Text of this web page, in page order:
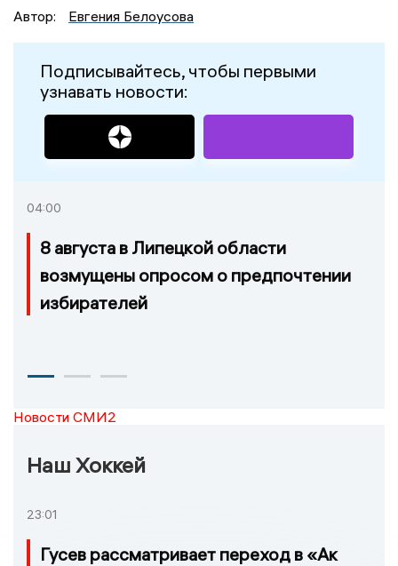
Автор:
Евгения Белоусова
Подписывайтесь, чтобы первыми
узнавать новости:
04:00
8 августа в Липецкой области
возмущены опросом о предпочтении
избирателей
Новости СМИ2
Наш Хоккей
23:01
Гусев рассматривает переход в «Ак